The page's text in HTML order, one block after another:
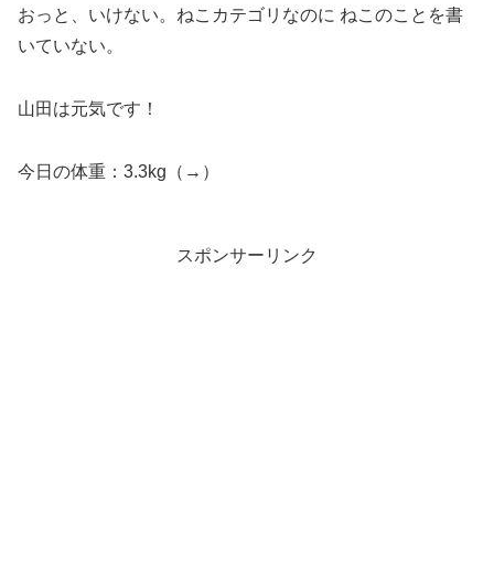
おっと、いけない。ねこカテゴリなのに ねこのことを書
いていない。
山田は元気です！
今日の体重：3.3kg（→）
スポンサーリンク